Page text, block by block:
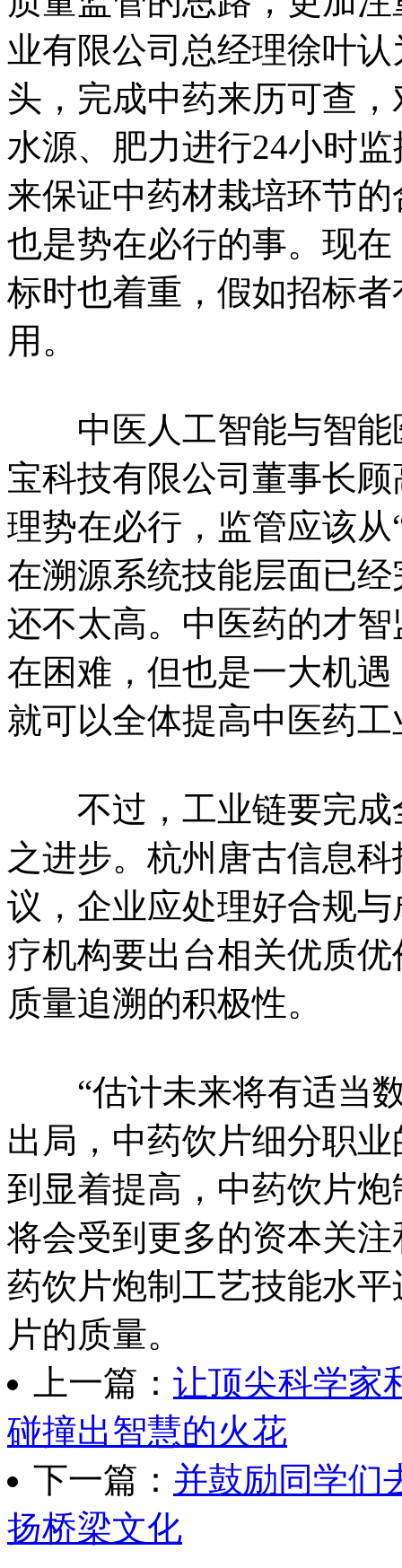
业有限公司总经理徐叶
头，完成中药来历可查
水源、肥力进行24小时
来保证中药材栽培环节
也是势在必行的事。现
标时也着重，假如招标
用。
中医人工智能与智能
宝科技有限公司董事长
理势在必行，监管应该从
在溯源系统技能层面已
还不太高。中医药的才
在困难，但也是一大机
就可以全体提高中医药
不过，工业链要完成
之进步。杭州唐古信息
议，企业应处理好合规
疗机构要出台相关优质
质量追溯的积极性。
“估计未来将有适当数
出局，中药饮片细分职
到显着提高，中药饮片
将会受到更多的资本关
药饮片炮制工艺技能水
片的质量。
上一篇： 让顶尖科学家
碰撞出智慧的火花
下一篇： 并鼓励同学们
扬桥梁文化